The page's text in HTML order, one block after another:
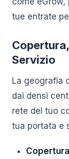
tue entrate
Servizio
La geografia
dai densi
rete del tuo
tua portata e